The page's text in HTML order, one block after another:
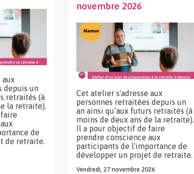
aux
depuis un
retraités (à
la retraite).
de
de retraite.
novembre 2026
Cet atelier s'adresse aux
personnes retraitées depuis un
an ainsi qu’aux futurs retraités (à
moins de deux ans de la retraite).
Il a pour objectif de faire
prendre conscience aux
participants de l'importance de
développer un projet de retraite.
Vendredi, 27 novembre 2026